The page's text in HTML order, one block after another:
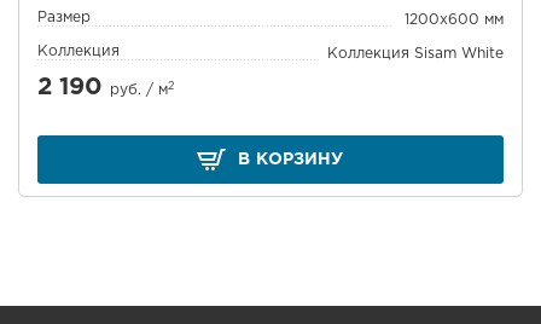
Размер 1200x600 мм
Коллекция Коллекция Sisam White
2 190 руб. / м2
В КОРЗИНУ